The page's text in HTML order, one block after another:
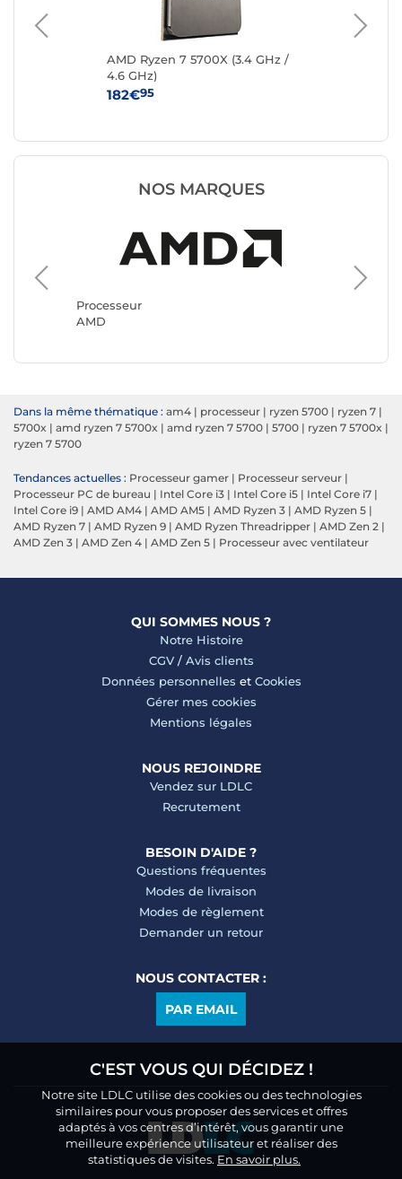
AMD Ryzen 7 5700X (3.4 GHz /
4.6 GHz)
182€95
NOS MARQUES
Processeur
AMD
Intel
Dans la même thématique : am4 | processeur | ryzen 5700 | ryzen 7 |
5700x | amd ryzen 7 5700x | amd ryzen 7 5700 | 5700 | ryzen 7 5700x |
ryzen 7 5700
Tendances actuelles : Processeur gamer | Processeur serveur |
Processeur PC de bureau | Intel Core i3 | Intel Core i5 | Intel Core i7 |
Intel Core i9 | AMD AM4 | AMD AM5 | AMD Ryzen 3 | AMD Ryzen 5 |
AMD Ryzen 7 | AMD Ryzen 9 | AMD Ryzen Threadripper | AMD Zen 2 |
AMD Zen 3 | AMD Zen 4 | AMD Zen 5 | Processeur avec ventilateur
QUI SOMMES NOUS ?
Notre Histoire
CGV/ Avis clients
Données personnelles et Cookies
Gérer mes cookies
Mentions légales
NOUS REJOINDRE
Vendez sur LDLC
Recrutement
BESOIN D'AIDE ?
Questions fréquentes
Modes de livraison
Modes de règlement
Demander un retour
NOUS CONTACTER :
PAR EMAIL
C'EST VOUS QUI DÉCIDEZ !
Notre site LDLC utilise des cookies ou des technologies
similaires pour vous proposer des services et offres
adaptés à vos centres d’intérêt, vous garantir une
meilleure expérience utilisateur et réaliser des
statistiques de visites. En savoir plus.